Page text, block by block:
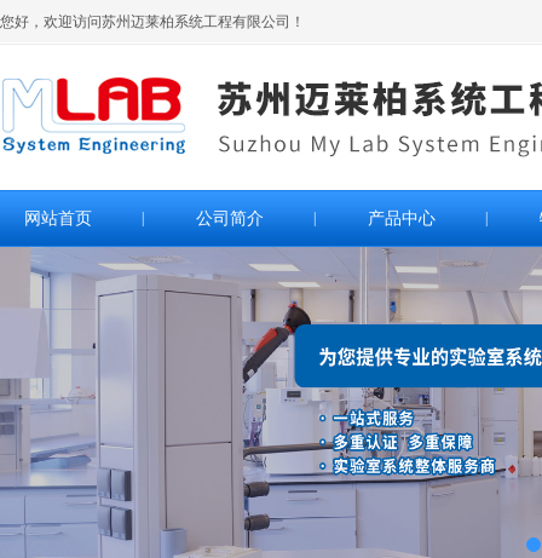
您好，欢迎访问苏州迈莱柏系统工程有限公司！
网站首页 公司简介 产品中心